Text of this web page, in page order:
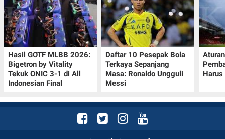
Hasil GOTF MLBB 2026:
Bigetron by Vitality
Tekuk ONIC 3-1 di All
Indonesian Final
Daftar 10 Pesepak Bola
Terkaya Sepanjang
Masa: Ronaldo Ungguli
Messi